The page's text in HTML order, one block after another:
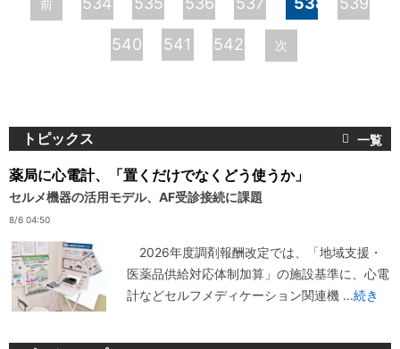
ー
前
540 541 542 次
トピックス
薬局に心電計、「置くだけでなくどう使うか」
セルメ機器の活用モデル、AF受診接続に課題
8/6 04:50
2026年度調剤報酬改定では、「地域支援・
医薬品供給対応体制加算」の施設基準に、心電
計などセルフメディケーション関連機 ...続き